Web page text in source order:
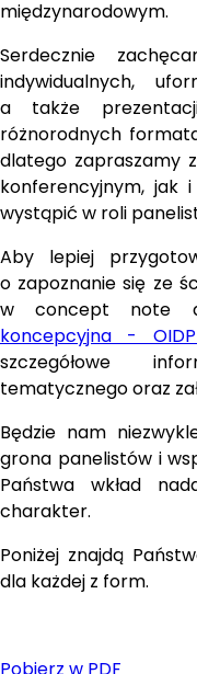
międzynarodowym.
Serdecznie
indywidualnych,
a także
różnorodnych
dlatego zapraszamy
konferencyjnym, jak
wystąpić w roli
Aby lepiej
o zapoznanie się ze
w concept note
koncepcyjna -
szczegółowe
tematycznego oraz
Będzie nam
grona panelistów i
Państwa wkład
charakter.
Poniżej znajdą
dla każdej z form.
Pobierz w PDF